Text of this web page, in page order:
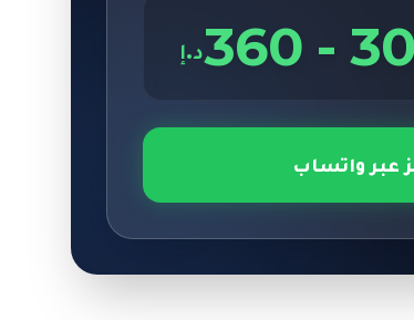
-
360د.إ
عبر واتساب